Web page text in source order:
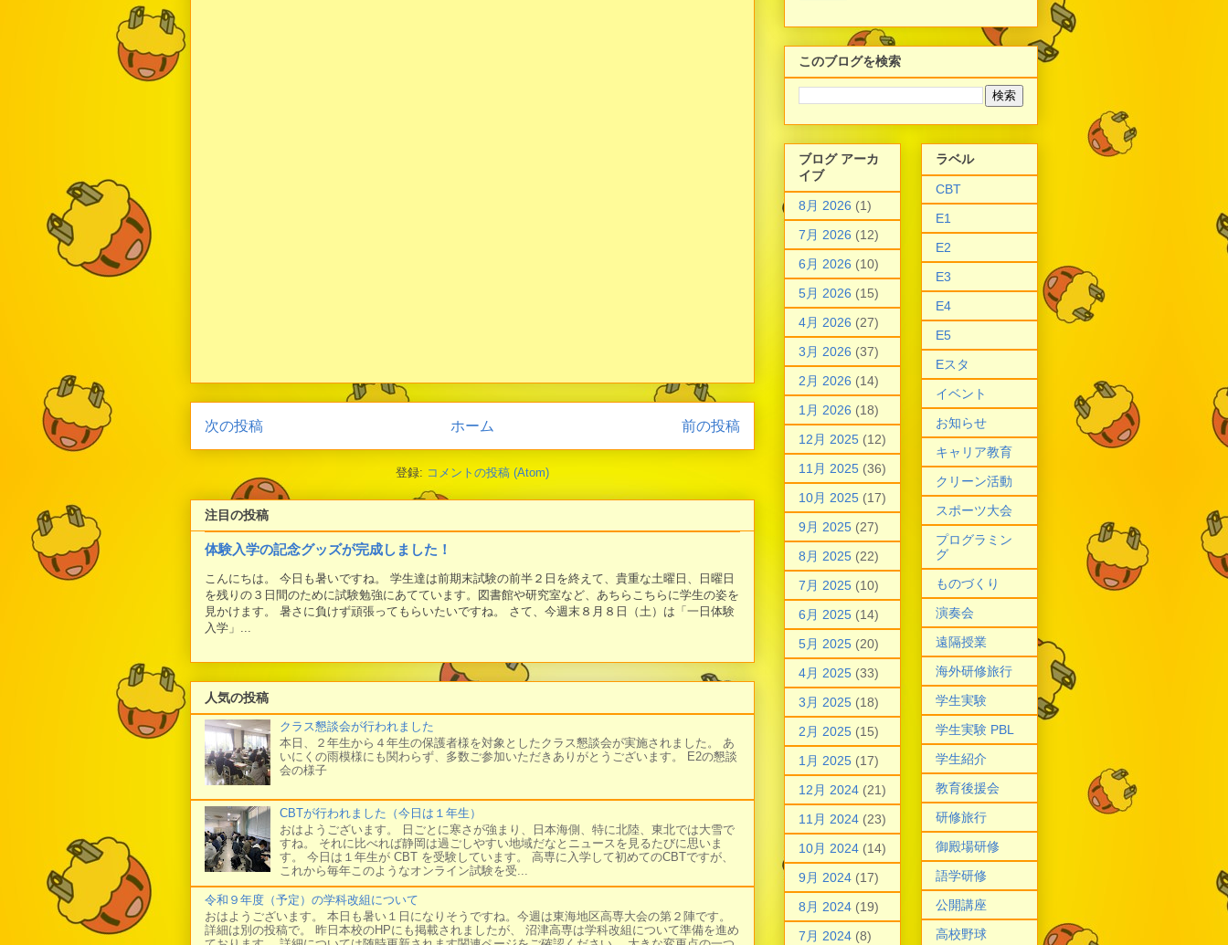
次の投稿 前の投稿
ホーム
登録: コメントの投稿 (Atom)
注目の投稿
体験入学の記念グッズが完成しました！
こんにちは。 今日も暑いですね。 学生達は前期末試験の前半２日を終えて、貴重な土曜日、日曜日
を残りの３日間のために試験勉強にあてています。図書館や研究室など、あちらこちらに学生の姿を
見かけます。 暑さに負けず頑張ってもらいたいですね。 さて、今週末８月８日（土）は「一日体験
入学」...
人気の投稿
クラス懇談会が行われました
本日、２年生から４年生の保護者様を対象としたクラス懇談会が実施されました。 あ
いにくの雨模様にも関わらず、多数ご参加いただきありがとうございます。 E2の懇談
会の様子
CBTが行われました（今日は１年生）
おはようございます。 日ごとに寒さが強まり、日本海側、特に北陸、東北では大雪で
すね。 それに比べれば静岡は過ごしやすい地域だなとニュースを見るたびに思いま
す。 今日は１年生が CBT を受験しています。 高専に入学して初めてのCBTですが、
これから毎年このようなオンライン試験を受...
令和９年度（予定）の学科改組について
おはようございます。 本日も暑い１日になりそうですね。今週は東海地区高専大会の第２陣です。
詳細は別の投稿で。 昨日本校のHPにも掲載されましたが、 沼津高専は学科改組について準備を進め
このブログを検索
ブログ アーカ
イブ
8月 2026 (1)
7月 2026 (12)
6月 2026 (10)
5月 2026 (15)
4月 2026 (27)
3月 2026 (37)
2月 2026 (14)
1月 2026 (18)
12月 2025 (12)
11月 2025 (36)
10月 2025 (17)
9月 2025 (27)
8月 2025 (22)
7月 2025 (10)
6月 2025 (14)
5月 2025 (20)
4月 2025 (33)
3月 2025 (18)
2月 2025 (15)
1月 2025 (17)
12月 2024 (21)
11月 2024 (23)
10月 2024 (14)
9月 2024 (17)
8月 2024 (19)
7月 2024 (8)
ラベル
CBT
E1
E2
E3
E4
E5
Eスタ
イベント
お知らせ
キャリア教育
クリーン活動
スポーツ大会
プログラミン
グ
ものづくり
演奏会
遠隔授業
海外研修旅行
学生実験
学生実験 PBL
学生紹介
教育後援会
研修旅行
御殿場研修
語学研修
公開講座
高校野球